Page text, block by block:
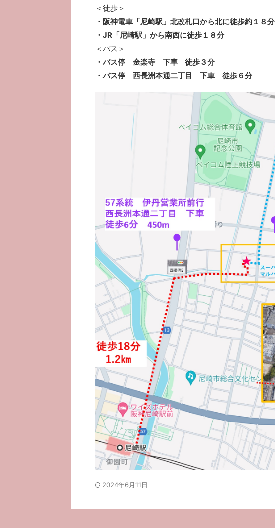
＜徒歩＞
・阪神電車「尼崎駅」北改札口から北に徒歩約１８分
・JR「尼崎駅」から南西に徒歩１８分
＜バス＞
・バス停 金楽寺 下車 徒歩３分
・バス停 西長洲本通二丁目 下車 徒歩６分
2024年6月11日